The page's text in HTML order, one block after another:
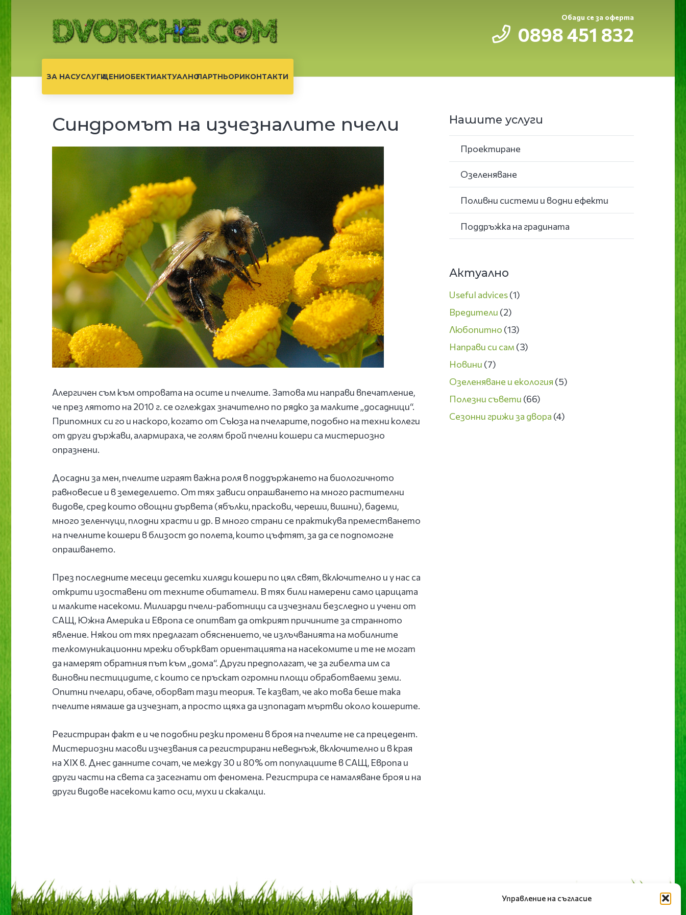
Управление на съгласие
Обади се за оферта
0898 451 832
ЗА НАСУСЛУГИЦЕНИОБЕКТИАКТУАЛНОПАРТНЬОРИКОНТАКТИ
Синдромът на изчезналите пчели
Aлергичен съм към отровата на осите и пчелите. Затова ми направи впечатление,
че през лятото на 2010 г. се оглеждах значително по рядко за малките „досадници“.
Припомних си го и наскоро, когато от Съюза на пчеларите, подобно на техни колеги
от други държави, алармираха, че голям брой пчелни кошери са мистериозно
опразнени.
Досадни за мен, пчелите играят важна роля в поддържането на биологичното
равновесие и в земеделието. От тях зависи опрашването на много растителни
видове, сред които овощни дървета (ябълки, праскови, череши, вишни), бадеми,
много зеленчуци, плодни храсти и др. В много страни се практикува преместването
на пчелните кошери в близост до полета, които цъфтят, за да се подпомогне
опрашването.
През последните месеци десетки хиляди кошери по цял свят, включително и у нас са
открити изоставени от техните обитатели. В тях били намерени само царицата
и малките насекоми. Милиарди пчели-работници са изчезнали безследно и учени от
САЩ, Южна Америка и Европа се опитват да открият причините за странното
явление. Някои от тях предлагат обяснението, че излъчванията на мобилните
телкомуникационни мрежи объркват ориентацията на насекомите и те не могат
да намерят обратния път към „дома“. Други предполагат, че за гибелта им са
виновни пестицидите, с които се пръскат огромни площи обработваеми земи.
Опитни пчелари, обаче, оборват тази теория. Те казват, че ако това беше така
пчелите нямаше да изчезнат, а просто щяха да изпопадат мъртви около кошерите.
Регистриран факт е и че подобни резки промени в броя на пчелите не са прецедент.
Мистериозни масови изчезвания са регистрирани неведнъж, включително и в края
на XIX в. Днес данните сочат, че между 30 и 80% от популациите в САЩ, Европа и
други части на света са засегнати от феномена. Регистрира се намаляване броя и на
други видове насекоми като оси, мухи и скакалци.
Нашите услуги
Проектиране
Озеленяване
Поливни системи и водни ефекти
Поддръжка на градината
Актуално
Useful advices(1)
Вредители (2)
Любопитно (13)
Направи си сам (3)
Новини (7)
Озеленяване и екология (5)
Полезни съвети (66)
Сезонни грижи за двора (4)